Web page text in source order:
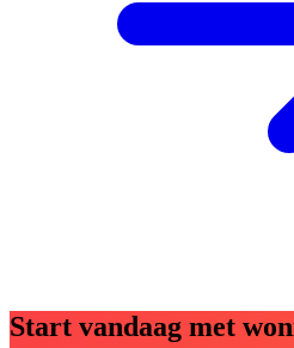
Start vandaag met